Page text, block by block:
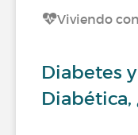
Viviendo
Diabetes
Diabética,